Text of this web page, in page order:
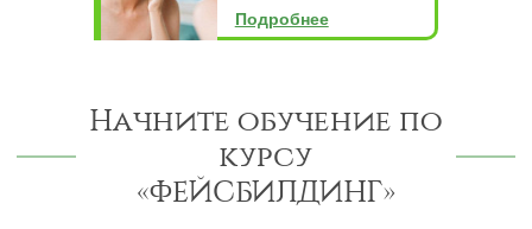
Подробнее
Начните обучение по
курсу
«ФЕЙСБИЛДИНГ»